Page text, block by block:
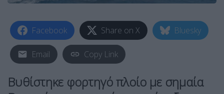
Facebook Share on X Bluesky
Email Copy Link
Βυθίστηκε φορτηγό πλοίο με σημαία